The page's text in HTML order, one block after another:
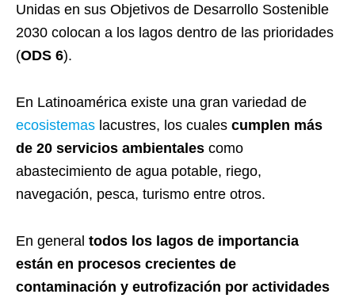
Unidas en sus Objetivos de Desarrollo Sostenible
2030 colocan a los lagos dentro de las prioridades
(ODS 6).
En Latinoamérica existe una gran variedad de
ecosistemas lacustres, los cuales cumplen más
de 20 servicios ambientales como
abastecimiento de agua potable, riego,
navegación, pesca, turismo entre otros.
En general todos los lagos de importancia
están en procesos crecientes de
contaminación y eutrofización por actividades